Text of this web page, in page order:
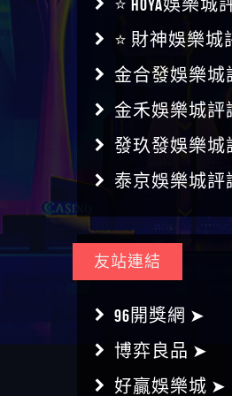
⭐ HOYA娛樂
⭐ 財神娛樂
金合發娛樂
金禾娛樂城
發玖發娛樂
泰京娛樂城
友站連結
96開獎網 ➤
博弈良品 ➤
好贏娛樂城 ➤